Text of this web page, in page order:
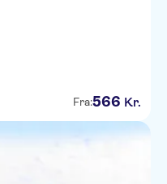
Fra:566 Kr.